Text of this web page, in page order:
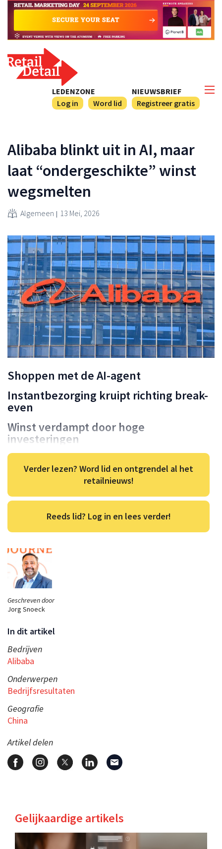
NIEUWSBRIEF
Registreer gratis
LEDENZONE
Log in
Word lid
Geschreven door
Jorg Snoeck
In dit artikel
Bedrijven
Alibaba
Onderwerpen
Bedrijfsresultaten
Geografie
China
Artikel delen
Alibaba blinkt uit in AI, maar
laat “ondergeschikte” winst
wegsmelten
Algemeen 13 Mei, 2026
Shoppen met de AI-agent
Instantbezorging kruipt richting break-
even
Winst verdampt door hoge
investeringen
Verder lezen? Word lid en ontgrendel al het
retailnieuws!
Reeds lid? Log in en lees verder!
Gelijkaardige artikels